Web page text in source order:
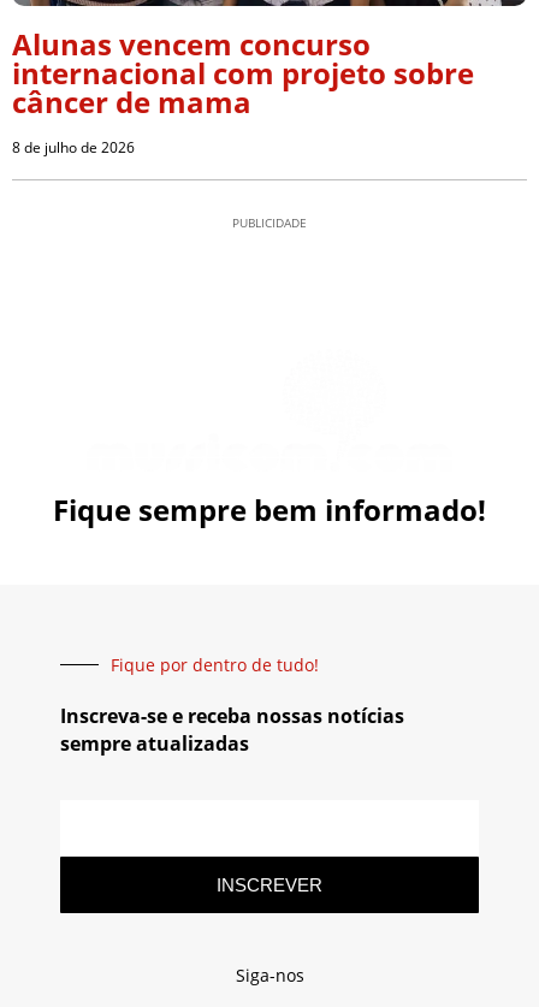
Alunas vencem concurso
internacional com projeto sobre
câncer de mama
8 de julho de 2026
PUBLICIDADE
Fique sempre bem informado!
Fique por dentro de tudo!
Inscreva-se e receba nossas notícias
sempre atualizadas
INSCREVER
Siga-nos